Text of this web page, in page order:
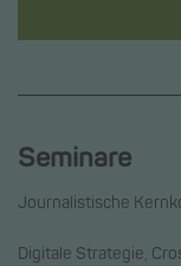
Seminare
Journalistische
Digitale Strategie,